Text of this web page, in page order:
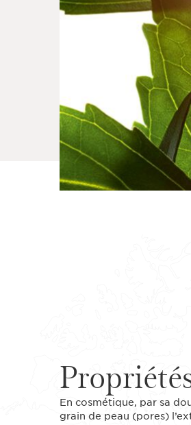
En cosmétique, par sa
grain de peau (pores)